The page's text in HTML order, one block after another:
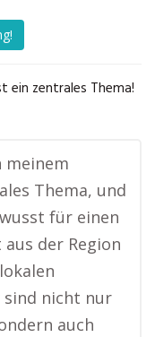
ein zentrales Thema!
meinem
Thema, und
für einen
der Region
nicht nur
auch